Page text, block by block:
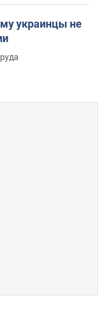
украинцы не